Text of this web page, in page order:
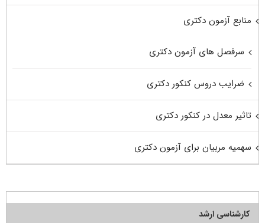
منابع آزمون دکتری
سرفصل های آزمون دکتری
ضرایب دروس کنکور دکتری
تاثیر معدل در کنکور دکتری
سهمیه مربیان برای آزمون دکتری
کارشناسی ارشد